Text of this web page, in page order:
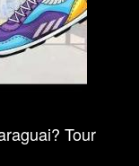
Tour